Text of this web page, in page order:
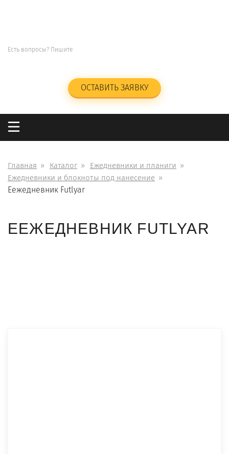
Есть вопросы? Пишите
ОСТАВИТЬ ЗАЯВКУ
Главная Каталог
Ежедневники и планиги
Ежедневники и блокноты под нанесение
Еежедневник Futlyar
ЕЕЖЕДНЕВНИК FUTLYAR